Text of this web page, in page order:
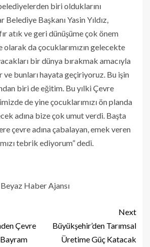
biri olduklarını
Belediye Başkanı Yasin Yıldız,
atık ve geri dünüşüme çok önem
da çocuklarımızın gelecekte
bir dünya bırakmak amacıyla
bunları hayata geçiriyoruz. Bu işin
biri de eğitim. Bu yılki Çevre
de yine çocuklarımızı ön planda
adına bize çok umut verdi. Başta
çevre adına çabalayan, emek veren
tebrik ediyorum” dedi.
Haber Ajansı
Çevre
Bayram
Next
Büyükşehir’den Tarımsal
Üretime Güç Katacak